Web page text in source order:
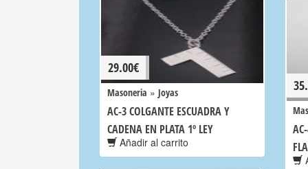
29.00€
Masoneria » Joyas
AC-3 COLGANTE ESCUADRA Y
CADENA EN PLATA 1º LEY
Añadir al carrito